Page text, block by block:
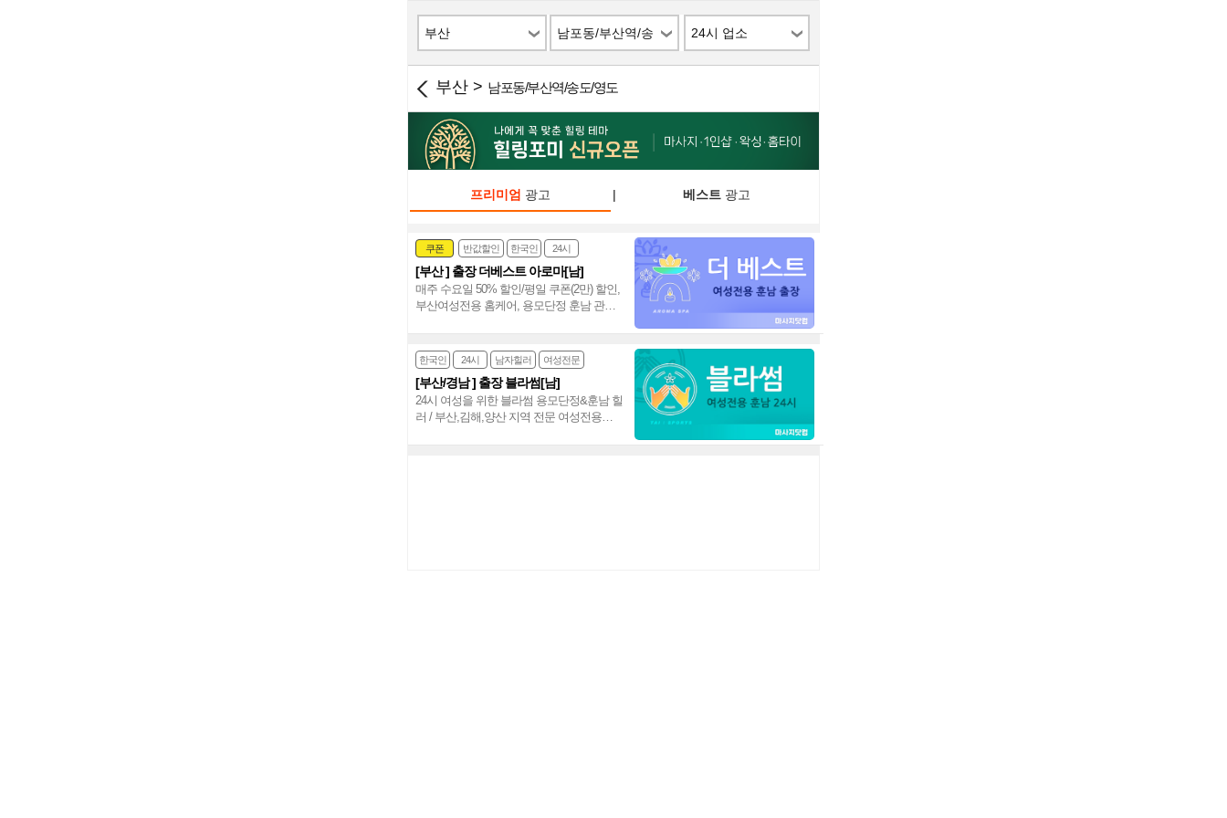
부산
남포동/부산역/송
도/영도
24시 업소
부산 > 남포동/부산역/송도/영도
프리미엄 광고 | 베스트광고
쿠폰 반값할인 한국인 24시
여성전문
[부산 ] 출장 더베스트 아로마[남]
매주 수요일 50% 할인/평일 쿠폰(2만) 할인,
부산여성전용 홈케어, 용모단정 훈남 관리
한국인 24시 남자힐러 여성전문
[부산/경남 ] 출장 블라썸[남]
24시 여성을 위한 블라썸 용모단정&훈남 힐
러 / 부산,김해,양산 지역 전문 여성전용출